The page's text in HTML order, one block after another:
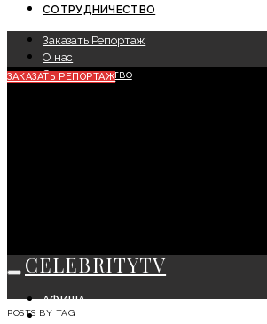
СОТРУДНИЧЕСТВО
Заказать Репортаж
О нас
Сотрудничество
ЗАКАЗАТЬ РЕПОРТАЖ
CELEBRITYTV
АФИША
СОБЫТИЯ
POSTS BY TAG